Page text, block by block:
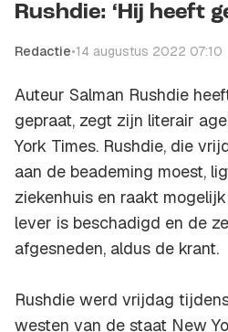
Rushdie: ‘Hij heeft
Redactie•14 augustus 2022 07:10
Auteur Salman Rushdie
gepraat, zegt zijn literair
York Times. Rushdie, die
aan de beademing moest,
ziekenhuis en raakt
lever is beschadigd en de
afgesneden, aldus de krant.
Rushdie werd vrijdag
westen van de staat New